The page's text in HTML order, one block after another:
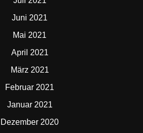
Juni 2021
Mai 2021
April 2021
März 2021
Februar 2021
Januar 2021
Dezember 2020